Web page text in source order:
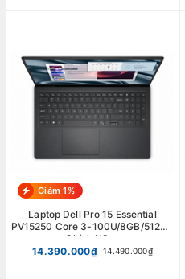
Giảm 1%
Laptop Dell Pro 15 Essential
PV15250 Core 3-100U/8GB/512GB
Chính Hãng
14.390.000₫
14.490.000₫